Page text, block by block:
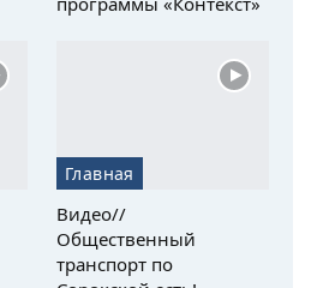
Главная
Видео//
Общественный
транспорт по